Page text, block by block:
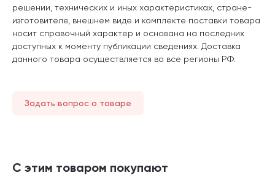
решении, технических и иных характеристиках, стране-
изготовителе, внешнем виде и комплекте поставки товара
носит справочный характер и основана на последних
доступных к моменту публикации сведениях. Доставка
данного товара осуществляется во все регионы РФ.
Задать вопрос о товаре
С этим товаром покупают